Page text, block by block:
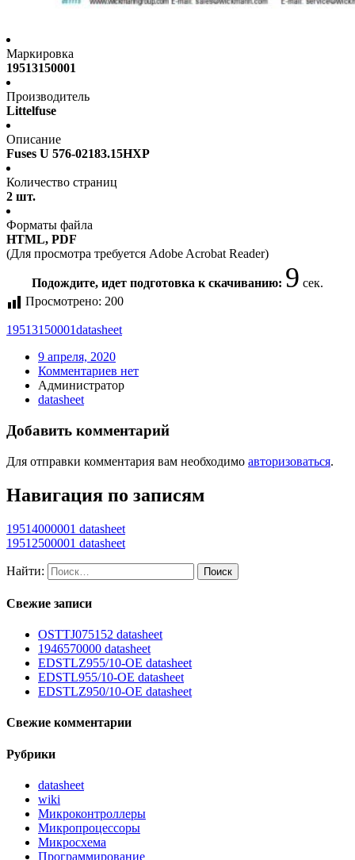
Маркировка
19513150001
Производитель
Littelfuse
Описание
Fuses U 576-02183.15HXP
Количество страниц
2 шт.
Форматы файла
HTML, PDF
(Для просмотра требуется Adobe Acrobat Reader)
Подождите, идет подготовка к скачиванию: 9 сек.
Просмотрено: 200
19513150001datasheet
9 апреля, 2020
Комментариев нет
Администратор
datasheet
Добавить комментарий
Для отправки комментария вам необходимо авторизоваться.
Навигация по записям
19514000001 datasheet
19512500001 datasheet
Найти:
Свежие записи
OSTTJ075152 datasheet
1946570000 datasheet
EDSTLZ955/10-OE datasheet
EDSTL955/10-OE datasheet
EDSTLZ950/10-OE datasheet
Свежие комментарии
Рубрики
datasheet
wiki
Микроконтроллеры
Микропроцессоры
Микросхема
Программирование